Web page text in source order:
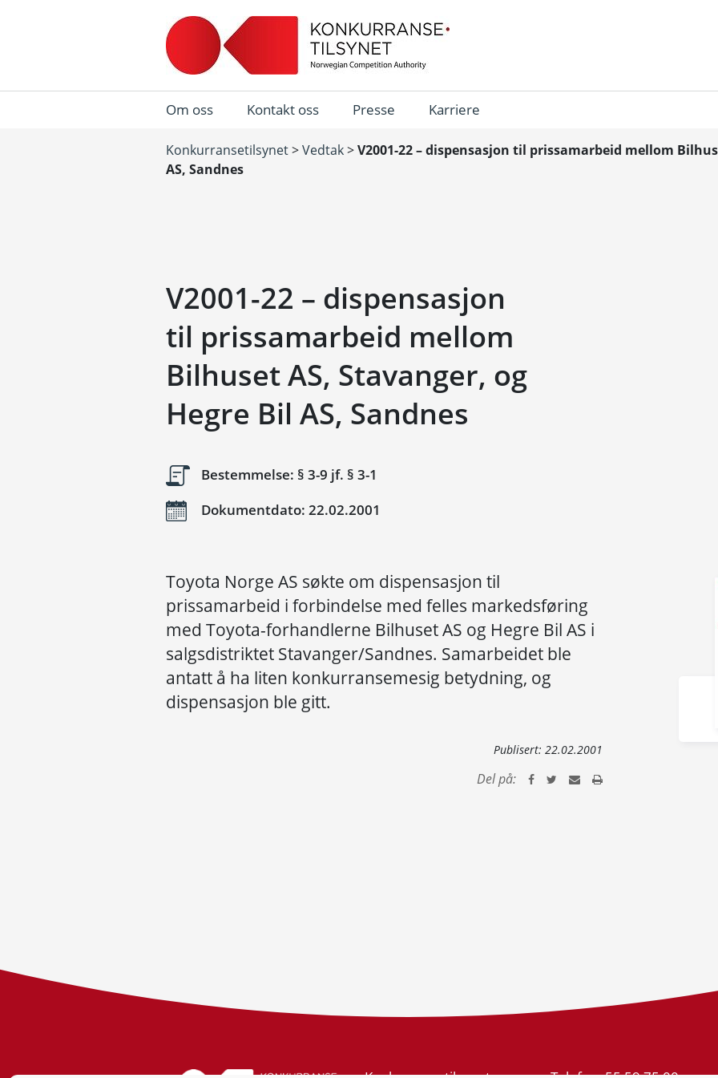
Om oss Kontakt oss Presse Karriere
Konkurransetilsynet>Vedtak>V2001-22 – dispensasjon til prissamarbeid mellom
AS, Sandnes
V2001-22 – dispensasjon
til prissamarbeid mellom
Bilhuset AS, Stavanger, og
Hegre Bil AS, Sandnes
Bestemmelse: § 3-9 jf. § 3-1
Dokumentdato: 22.02.2001
Toyota Norge AS søkte om dispensasjon til
prissamarbeid i forbindelse med felles markedsføring
med Toyota-forhandlerne Bilhuset AS og Hegre Bil AS i
salgsdistriktet Stavanger/Sandnes. Samarbeidet ble
antatt å ha liten konkurransemesig betydning, og
dispensasjon ble gitt.
Publisert: 22.02.2001
Del på: